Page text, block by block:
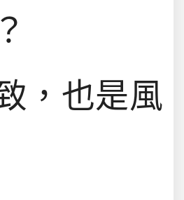
，也是風